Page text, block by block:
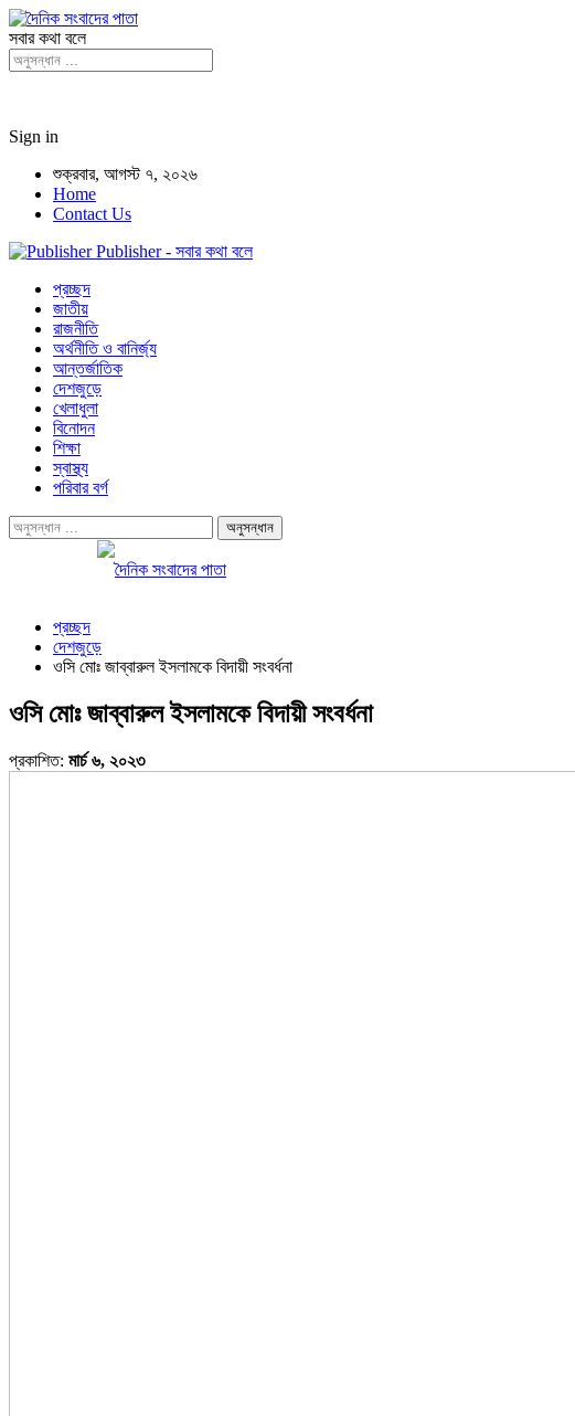
সবার কথা বলে
Sign in
শুক্রবার, আগস্ট ৭, ২০২৬
Home
Contact Us
Publisher - সবার কথা বলে
প্রচ্ছদ
জাতীয়
রাজনীতি
অর্থনীতি ও বানির্জ্য
আন্তর্জাতিক
দেশজুড়ে
খেলাধুলা
বিনোদন
শিক্ষা
স্বাস্থ্য
পরিবার বর্গ
প্রচ্ছদ
দেশজুড়ে
ওসি মোঃ জাব্বারুল ইসলামকে বিদায়ী সংবর্ধনা
ওসি মোঃ জাব্বারুল ইসলামকে বিদায়ী সংবর্ধনা
প্রকাশিত: মার্চ ৬, ২০২৩